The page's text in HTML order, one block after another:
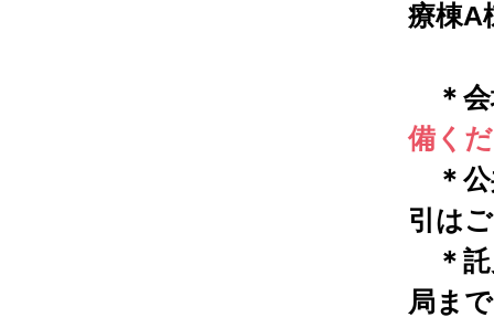
療棟A
＊会
備く
＊公
引は
＊託
局ま